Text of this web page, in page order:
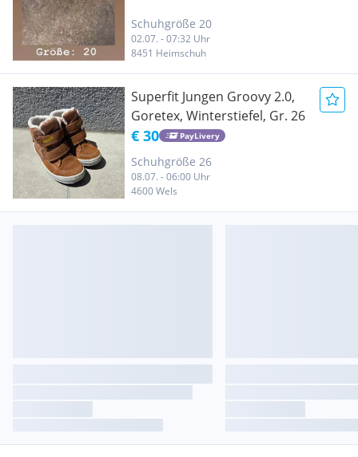
Schuhgröße 20
02.07. - 07:32 Uhr
8451 Heimschuh
Superfit Jungen Groovy 2.0,
Goretex, Winterstiefel, Gr. 26
€ 30 PayLivery
Schuhgröße 26
08.07. - 06:00 Uhr
4600 Wels